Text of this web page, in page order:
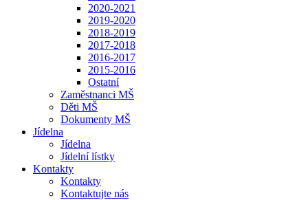
2020-2021
2019-2020
2018-2019
2017-2018
2016-2017
2015-2016
Ostatní
Zaměstnanci MŠ
Děti MŠ
Dokumenty MŠ
Jídelna
Jídelna
Jídelní lístky
Kontakty
Kontakty
Kontaktujte nás